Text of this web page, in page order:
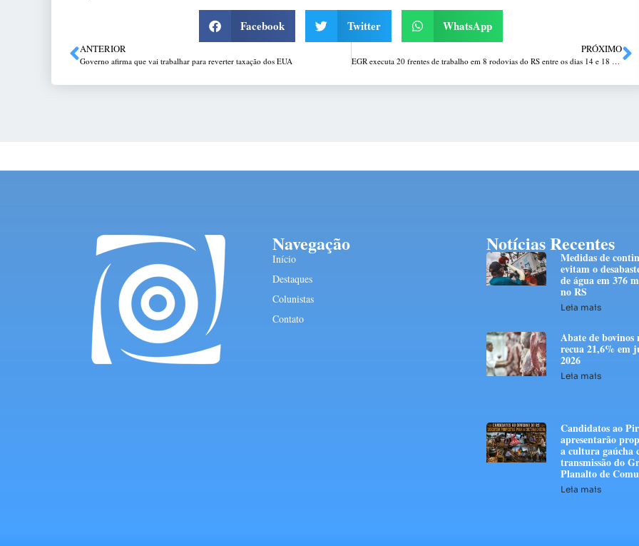
Facebook Twitter WhatsApp
ANTERIOR
Governo afirma que vai trabalhar para reverter taxação dos EUA
PRÓXIMO
EGR executa 20 frentes de trabalho em 8 rodovias do RS entre os dias 14 e 18 de julho
Navegação
Início
Destaques
Colunistas
Contato
Notícias Recentes
Medidas de
evitam o
de água em 376
no RS
Leia mais
Abate de bovinos
recua 21,6% em
2026
Leia mais
Candidatos ao
apresentarão
a cultura gaúcha
transmissão do
Planalto de
Leia mais